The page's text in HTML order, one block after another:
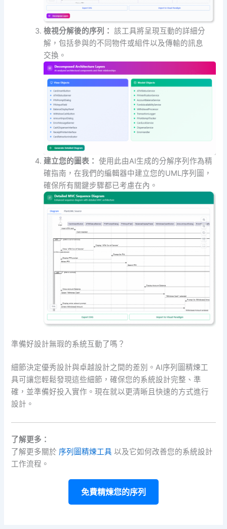
檢視分解後的序列： 該工具將呈現互動的詳細分
解，包括參與的不同物件或組件以及傳輸的訊息
交換。
建立您的圖表： 使用此由AI生成的分解序列作為精
確指南，在我們的編輯器中建立您的UML序列圖，
確保所有關鍵步驟都已考慮在內。
準備好設計無瑕的系統互動了嗎？
細節決定優秀設計與卓越設計之間的差別。AI序列圖精煉工
具可讓您輕鬆發現這些細節，確保您的系統設計完整、準
確，並準備好投入實作。現在就以更清晰且快速的方式進行
設計。
了解更多：
了解更多關於 序列圖精煉工具 以及它如何改善您的系統設計
工作流程。
免費精煉您的序列